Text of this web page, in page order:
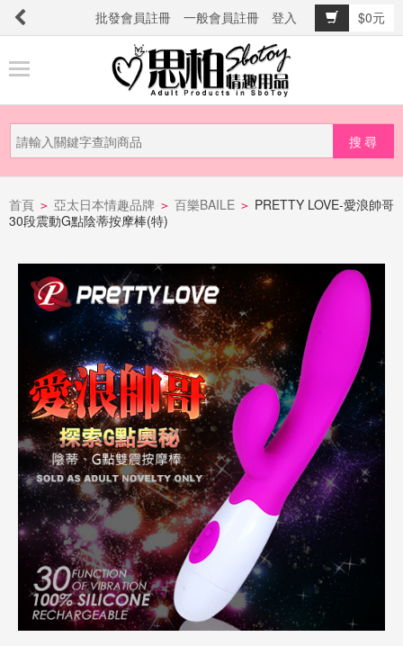
批發會員註冊 一般會員註冊 登入
$0元
品
新
品
上
話
或
簡
訊
首頁 > 亞太日本情趣品牌 > 百樂BAILE > PRETTY LOVE-愛浪帥哥
30段震動G點陰蒂按摩棒(特)